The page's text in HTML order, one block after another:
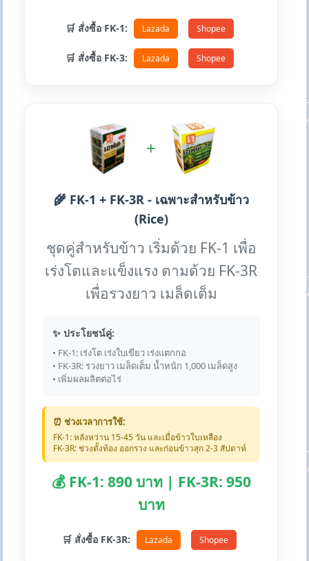
🛒 สั่งซื้อ FK-1: Lazada Shopee
🛒 สั่งซื้อ FK-3: Lazada Shopee
+
🌾 FK-1 + FK-3R - เฉพาะสำหรับข้าว
(Rice)
ชุดคู่สำหรับข้าว เริ่มด้วย FK-1 เพื่อ
เร่งโตและแข็งแรง ตามด้วย FK-3R
เพื่อรวงยาว เมล็ดเต็ม
✨ ประโยชน์คู่:
• FK-1: เร่งโต เร่งใบเขียว เร่งแตกกอ
• FK-3R: รวงยาว เมล็ดเต็ม น้ำหนัก 1,000 เมล็ดสูง
• เพิ่มผลผลิตต่อไร่
⏰ ช่วงเวลาการใช้:
FK-1: หลังหว่าน 15-45 วัน และเมื่อข้าวใบเหลือง
FK-3R: ช่วงตั้งท้อง ออกรวง และก่อนข้าวสุก 2-3 สัปดาห์
💰 FK-1: 890 บาท | FK-3R: 950
บาท
🛒 สั่งซื้อ FK-3R: Lazada Shopee